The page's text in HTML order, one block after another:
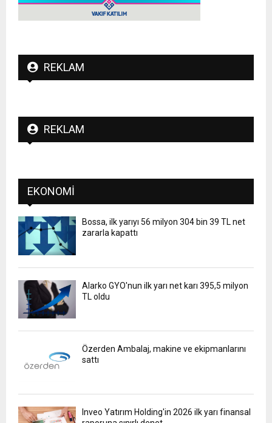
REKLAM
REKLAM
EKONOMI
Bossa, ilk yarıyı 56 milyon 304 bin 39 TL net
zararla kapattı
Alarko GYO'nun ilk yarı net karı 395,5 milyon
TL oldu
Özerden Ambalaj, makine ve ekipmanlarını
sattı
Inveo Yatırım Holding'in 2026 ilk yarı finansal